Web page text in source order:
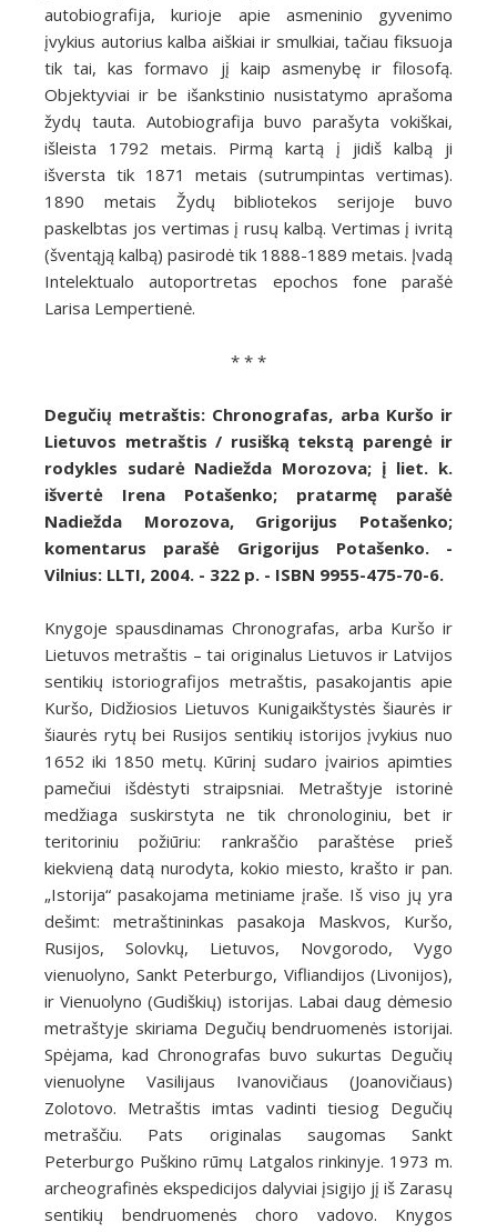
autobiografija, kurioje apie asmeninio gyvenimo
įvykius autorius kalba aiškiai ir smulkiai, tačiau fiksuoja
tik tai, kas formavo jį kaip asmenybę ir filosofą.
Objektyviai ir be išankstinio nusistatymo aprašoma
žydų tauta. Autobiografija buvo parašyta vokiškai,
išleista 1792 metais. Pirmą kartą į jidiš kalbą ji
išversta tik 1871 metais (sutrumpintas vertimas).
1890 metais Žydų bibliotekos serijoje buvo
paskelbtas jos vertimas į rusų kalbą. Vertimas į ivritą
(šventąją kalbą) pasirodė tik 1888-1889 metais. Įvadą
Intelektualo autoportretas epochos fone parašė
Larisa Lempertienė.
* * *
Degučių metraštis: Chronografas, arba Kuršo ir
Lietuvos metraštis / rusišką tekstą parengė ir
rodykles sudarė Nadiežda Morozova; į liet. k.
išvertė Irena Potašenko; pratarmę parašė
Nadiežda Morozova, Grigorijus Potašenko;
komentarus parašė Grigorijus Potašenko. -
Vilnius: LLTI, 2004. - 322 p. - ISBN 9955-475-70-6.
Knygoje spausdinamas Chronografas, arba Kuršo ir
Lietuvos metraštis – tai originalus Lietuvos ir Latvijos
sentikių istoriografijos metraštis, pasakojantis apie
Kuršo, Didžiosios Lietuvos Kunigaikštystės šiaurės ir
šiaurės rytų bei Rusijos sentikių istorijos įvykius nuo
1652 iki 1850 metų. Kūrinį sudaro įvairios apimties
pamečiui išdėstyti straipsniai. Metraštyje istorinė
medžiaga suskirstyta ne tik chronologiniu, bet ir
teritoriniu požiūriu: rankraščio paraštėse prieš
kiekvieną datą nurodyta, kokio miesto, krašto ir pan.
„Istorija“ pasakojama metiniame įraše. Iš viso jų yra
dešimt: metraštininkas pasakoja Maskvos, Kuršo,
Rusijos, Solovkų, Lietuvos, Novgorodo, Vygo
vienuolyno, Sankt Peterburgo, Vifliandijos (Livonijos),
ir Vienuolyno (Gudiškių) istorijas. Labai daug dėmesio
metraštyje skiriama Degučių bendruomenės istorijai.
Spėjama, kad Chronografas buvo sukurtas Degučių
vienuolyne Vasilijaus Ivanovičiaus (Joanovičiaus)
Zolotovo. Metraštis imtas vadinti tiesiog Degučių
metraščiu. Pats originalas saugomas Sankt
Peterburgo Puškino rūmų Latgalos rinkinyje. 1973 m.
archeografinės ekspedicijos dalyviai įsigijo jį iš Zarasų
sentikių bendruomenės choro vadovo. Knygos